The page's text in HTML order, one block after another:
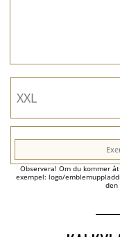
Observera! Om du kommer
exempel: logo/
den